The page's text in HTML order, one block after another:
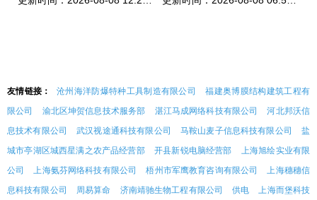
友情链接： 沧州海洋防爆特种工具制造有限公司
福建奥博膜结构建筑工程有
限公司
渝北区坤贺信息技术服务部 湛江马成网络科技有限公司
河北邦沃信
息技术有限公司
武汉视途通科技有限公司 马鞍山麦子信息科技有限公司
盐
城市亭湖区城西星满之农产品经营部
开县新锐电脑经营部
上海旭绘实业有限
公司
上海氨芬网络科技有限公司 梧州市军鹰教育咨询有限公司
上海穗穗信
息科技有限公司
周易算命 济南靖驰生物工程有限公司 供电
上海而堡科技